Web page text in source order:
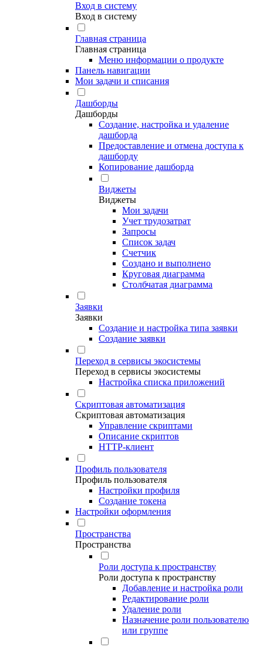
Вход в систему
Вход в систему
Главная страница
Главная страница
Меню информации о продукте
Панель навигации
Мои задачи и списания
Дашборды
Дашборды
Создание, настройка и удаление
дашборда
Предоставление и отмена доступа к
дашборду
Копирование дашборда
Виджеты
Виджеты
Мои задачи
Учет трудозатрат
Запросы
Список задач
Счетчик
Создано и выполнено
Круговая диаграмма
Столбчатая диаграмма
Заявки
Заявки
Создание и настройка типа заявки
Создание заявки
Переход в сервисы экосистемы
Переход в сервисы экосистемы
Настройка списка приложений
Скриптовая автоматизация
Скриптовая автоматизация
Управление скриптами
Описание скриптов
HTTP-клиент
Профиль пользователя
Профиль пользователя
Настройки профиля
Создание токена
Настройки оформления
Пространства
Пространства
Роли доступа к пространству
Роли доступа к пространству
Добавление и настройка роли
Редактирование роли
Удаление роли
Назначение роли пользователю
или группе